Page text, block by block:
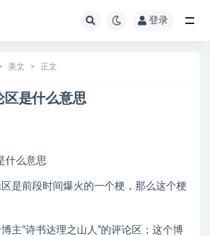
登录
美文 正文
区是什么意思
什么意思
是前段时间爆火的一个梗，那么这个梗
主“诗书达理之山人”的评论区；这个博